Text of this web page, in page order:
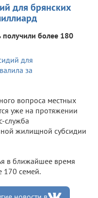
для брянских
более 180
вопроса местных
уже на протяжении
служба
жилищной субсидии
в ближайшее время
170 семей.